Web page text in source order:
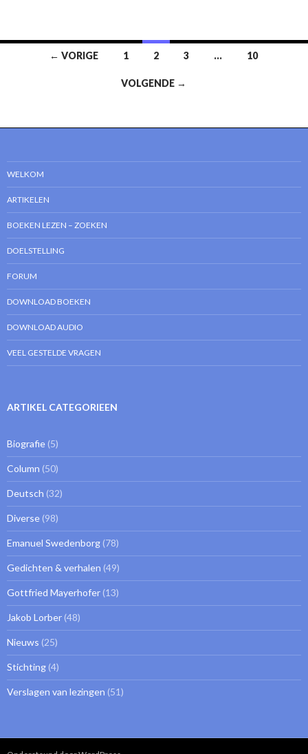
Bericht← VORIGE 1 2 3 … 10
VOLGENDE →
WELKOM
ARTIKELEN
BOEKEN LEZEN – ZOEKEN
DOELSTELLING
FORUM
DOWNLOAD BOEKEN
DOWNLOAD AUDIO
VEEL GESTELDE VRAGEN
ARTIKEL CATEGORIEEN
Biografie (5)
Column (50)
Deutsch (32)
Diverse (98)
Emanuel Swedenborg (78)
Gedichten & verhalen (49)
Gottfried Mayerhofer (13)
Jakob Lorber (48)
Nieuws (25)
Stichting (4)
Verslagen van lezingen (51)